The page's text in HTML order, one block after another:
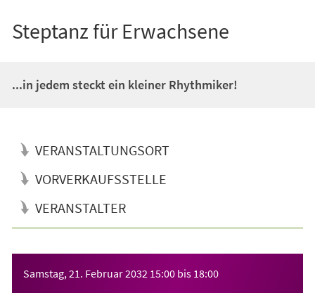
Steptanz für Erwachsene
...in jedem steckt ein kleiner Rhythmiker!
VERANSTALTUNGSORT
VORVERKAUFSSTELLE
VERANSTALTER
Samstag, 21. Februar 2032 15:00 bis 18:00